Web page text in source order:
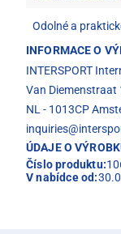
Odolné a
INFORMACE O
INTERSPORT
Van Diemenstraat
NL - 1013CP
ÚDAJE O
Číslo produktu:
V nabídce od: